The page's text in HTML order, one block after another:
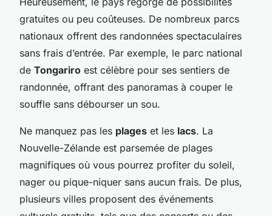
gratuites ou peu coûteuses. De nombreux parcs
nationaux offrent des randonnées spectaculaires
sans frais d’entrée. Par exemple, le parc national
de Tongariro est célèbre pour ses sentiers de
randonnée, offrant des panoramas à couper le
souffle sans débourser un sou.
Ne manquez pas les plages et les lacs. La
Nouvelle-Zélande est parsemée de plages
magnifiques où vous pourrez profiter du soleil,
nager ou pique-niquer sans aucun frais. De plus,
plusieurs villes proposent des événements